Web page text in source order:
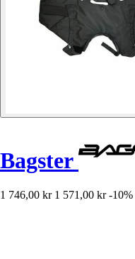
Bagster
1 746,00 kr 1 571,00 kr -10%